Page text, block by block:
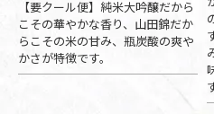
【要クール便】純米大吟醸だから
こその華やかな香り、山田錦だか
らこその米の甘み、瓶炭酸の爽や
かさが特徴です。